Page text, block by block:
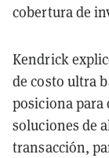
cobertura de
Kendrick
de costo ultra
posiciona para
soluciones de
transacción,